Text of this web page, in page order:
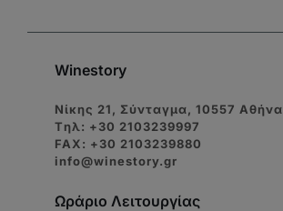
Winestory
Νίκης 21, Σύνταγμα, 10557 Αθήνα
Tηλ: +30 2103239997
FAX: +30 2103239880
info@winestory.gr
Ωράριο Λειτουργίας